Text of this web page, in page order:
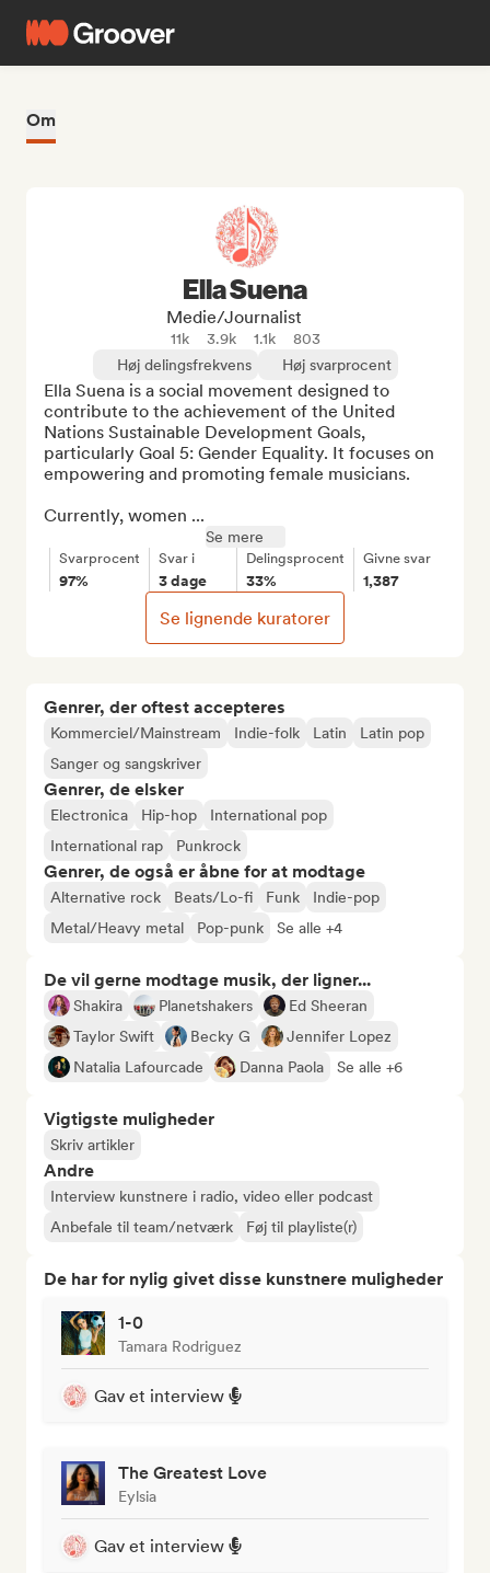
Om
Genrer, der oftest accepteres
Kommerciel/Mainstream Indie-folk Latin
Latin pop
Sanger og sangskriver
Genrer, de elsker
Electronica Hip-hop
International pop
International rap
Punkrock
Genrer, de også er åbne for at modtage
Alternative rock Beats/Lo-fi Funk
Indie-pop
Metal/Heavy metal
Pop-punk Se alle +4
De vil gerne modtage musik, der ligner...
Shakira Planetshakers
Ed Sheeran
Taylor Swift
Becky G
Jennifer Lopez
Natalia Lafourcade
Danna Paola Se alle +6
Vigtigste muligheder
Skriv artikler
Andre
Interview kunstnere i radio, video eller podcast
Anbefale til team/netværk
Føj til playliste(r)
De har for nylig givet disse kunstnere muligheder
1-0
Tamara Rodriguez
Gav et interview
The Greatest Love
Eylsia
Gav et interview
Ella Suena
Medie/journalist
11k 3.9k 1.1k
803
Høj delingsfrekvens
Høj svarprocent
Ella Suena is a social movement designed to
contribute to the achievement of the United
Nations Sustainable Development Goals,
particularly Goal 5: Gender Equality. It focuses on
empowering and promoting female musicians.
Currently, women ...
Se mere
Svarprocent
97%
Svar i
3 dage
Delingsprocent
33%
Givne svar
1,387
Se lignende kuratorer